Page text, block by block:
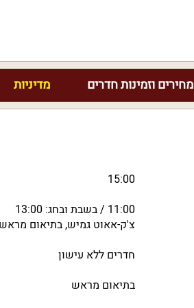
מחירים וזמינות חדרים מדיניות
15:00
11:00 / בשבת ובחג: 13:00
צ'ק-אאוט גמיש, בתיאום מראש
חדרים ללא עישון
בתיאום מראש